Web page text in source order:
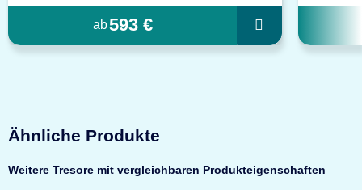
ab593 €
Ähnliche Produkte
Weitere Tresore mit vergleichbaren Produkteigenschaften